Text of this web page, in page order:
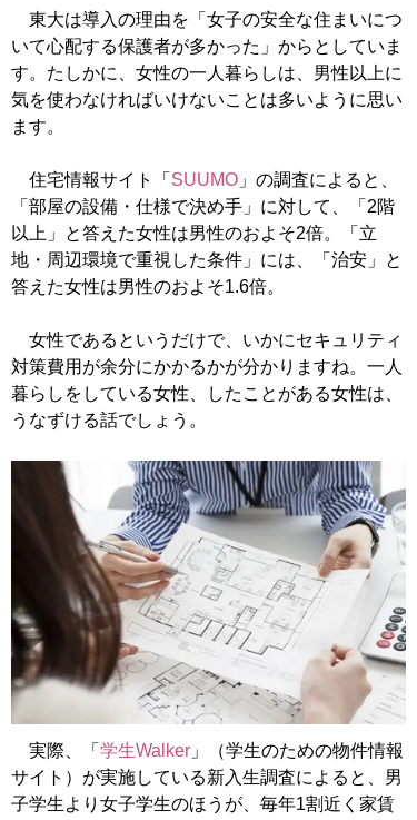
東大は導入の理由を「女子の安全な住まいにつ
いて心配する保護者が多かった」からとしていま
す。たしかに、女性の一人暮らしは、男性以上に
気を使わなければいけないことは多いように思い
ます。
住宅情報サイト「 SUUMO 」の調査によると、
「部屋の設備・仕様で決め手」に対して、「2階
以上」と答えた女性は男性のおよそ2倍。「立
地・周辺環境で重視した条件」には、「治安」と
答えた女性は男性のおよそ1.6倍。
女性であるというだけで、いかにセキュリティ
対策費用が余分にかかるかが分かりますね。一人
暮らしをしている女性、したことがある女性は、
うなずける話でしょう。
実際、「 学生Walker 」（学生のための物件情報
サイト）が実施している新入生調査によると、男
子学生より女子学生のほうが、毎年1割近く家賃